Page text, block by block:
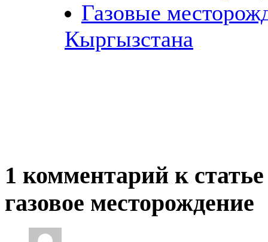
Газовые
Кыргызстана
1 комментарий к
газовое месторождение